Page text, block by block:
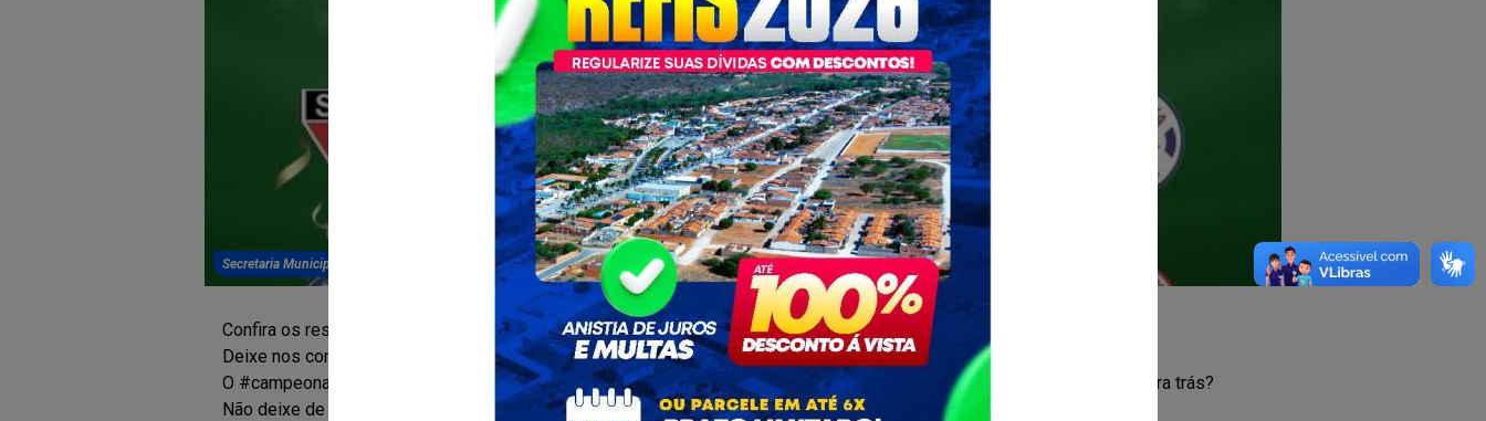
Secretaria Municipal de Cultura, Esporte, Juventude e Lazer - SEJ
06/06/2023 974 visualizações
Confira os resultados da rodada do último fim de semana.
Deixe nos comentários a sua torcida!
O #campeonatomunicipal de América Dourada está seguindo firme e forte, seu time tem chance de vencer? Ou vai ficar pra trás?
Não deixe de apoiar seu time e seus jogadores!